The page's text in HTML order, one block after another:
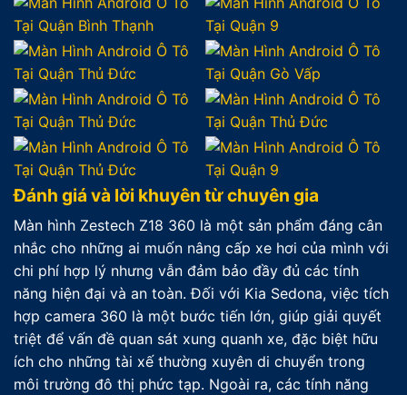
Đánh giá và lời khuyên từ chuyên gia
Màn hình Zestech Z18 360 là một sản phẩm đáng cân
nhắc cho những ai muốn nâng cấp xe hơi của mình với
chi phí hợp lý nhưng vẫn đảm bảo đầy đủ các tính
năng hiện đại và an toàn. Đối với Kia Sedona, việc tích
hợp camera 360 là một bước tiến lớn, giúp giải quyết
triệt để vấn đề quan sát xung quanh xe, đặc biệt hữu
ích cho những tài xế thường xuyên di chuyển trong
môi trường đô thị phức tạp. Ngoài ra, các tính năng